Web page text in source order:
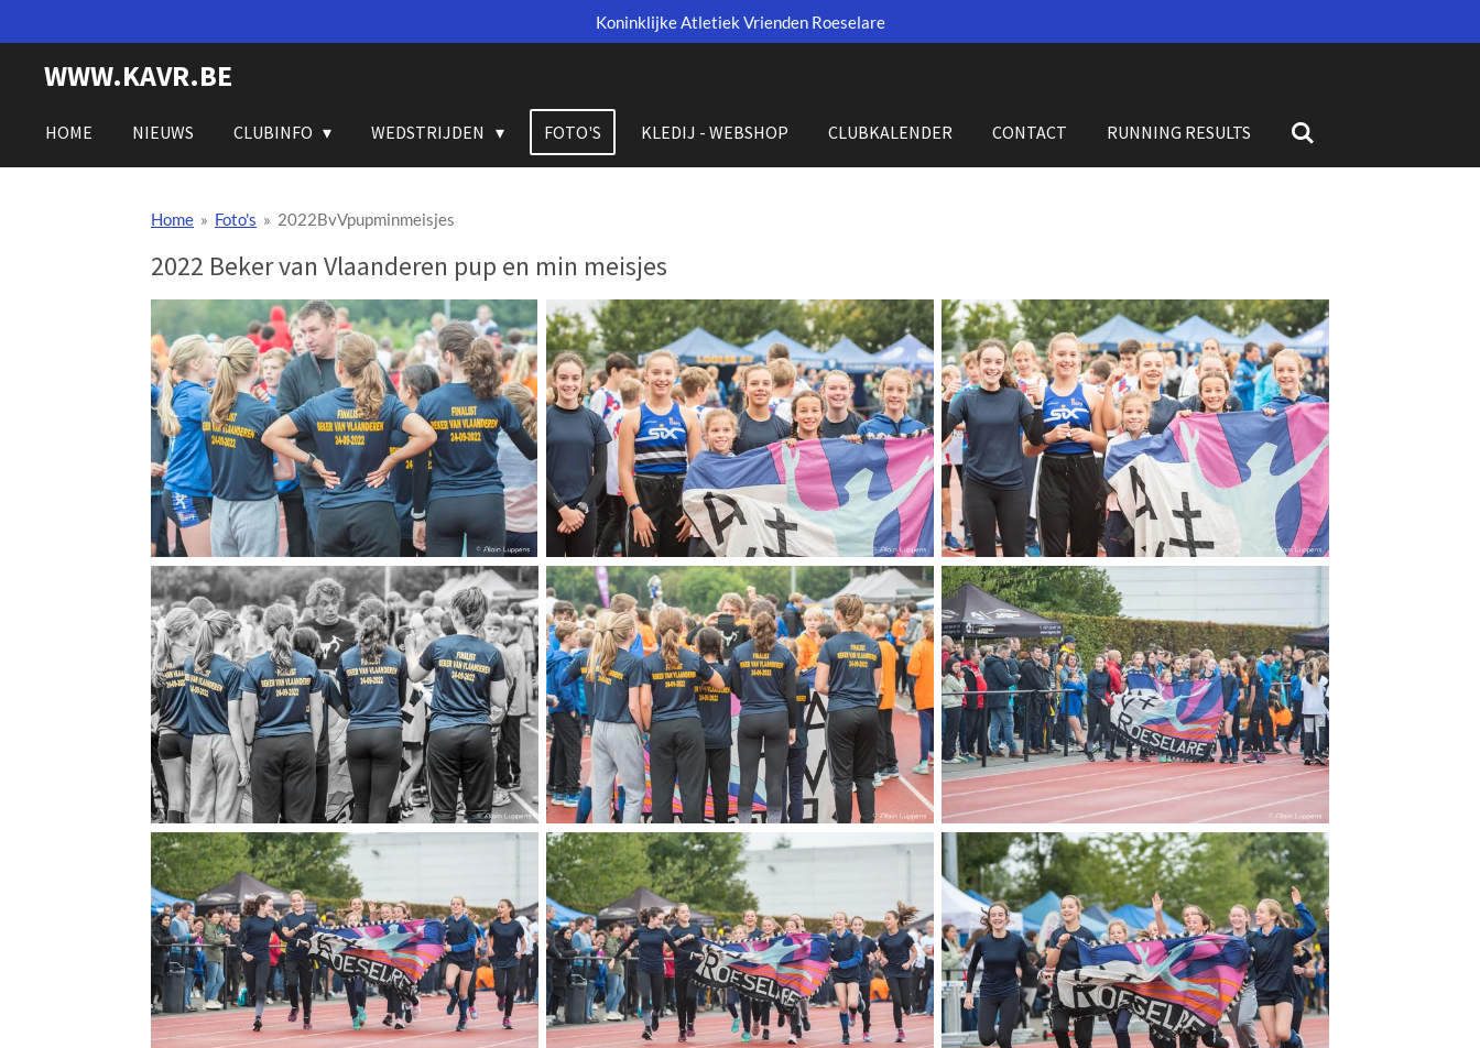
direct
hoofdinhoud
Koninklijke Atletiek Vrienden Roeselare
WWW.KAVR.BE
HOME NIEUWS CLUBINFO WEDSTRIJDEN FOTO'S KLEDIJ - WEBSHOP CLUBKALENDER CONTACT RUNNING RESULTS
Home » Foto's » 2022BvVpupminmeisjes
2022 Beker van Vlaanderen pup en min meisjes